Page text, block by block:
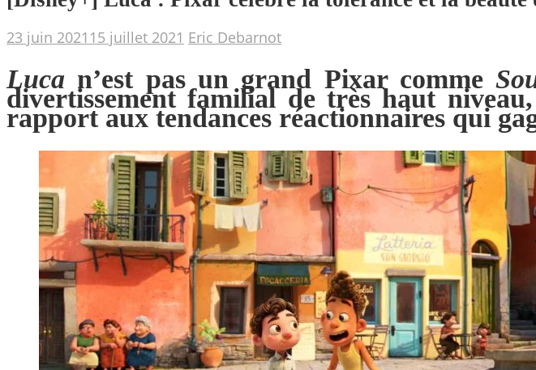
23 juin 2021 15 juillet 2021 Eric Debarnot
Luca n’est pas un grand Pixar comme
divertissement familial de très haut
rapport aux tendances réactionnaires qui